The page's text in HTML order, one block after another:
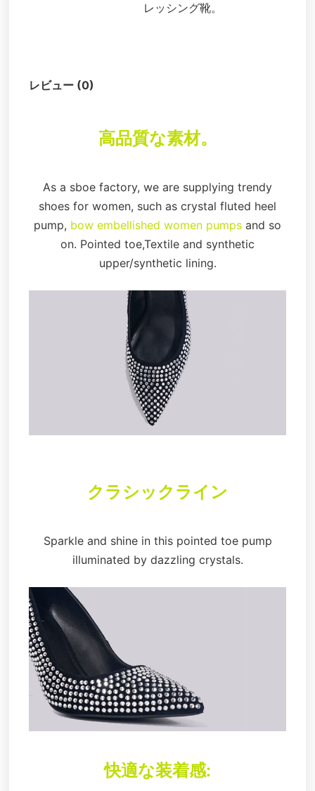
レッシング靴。
レビュー (0)
高品質な素材。
As a sboe factory, we are supplying trendy
shoes for women, such as crystal fluted heel
pump, bow embellished women pumps and so
on. Pointed toe,Textile and synthetic
upper/synthetic lining.
クラシックライン
Sparkle and shine in this pointed toe pump
illuminated by dazzling crystals.
快適な装着感: